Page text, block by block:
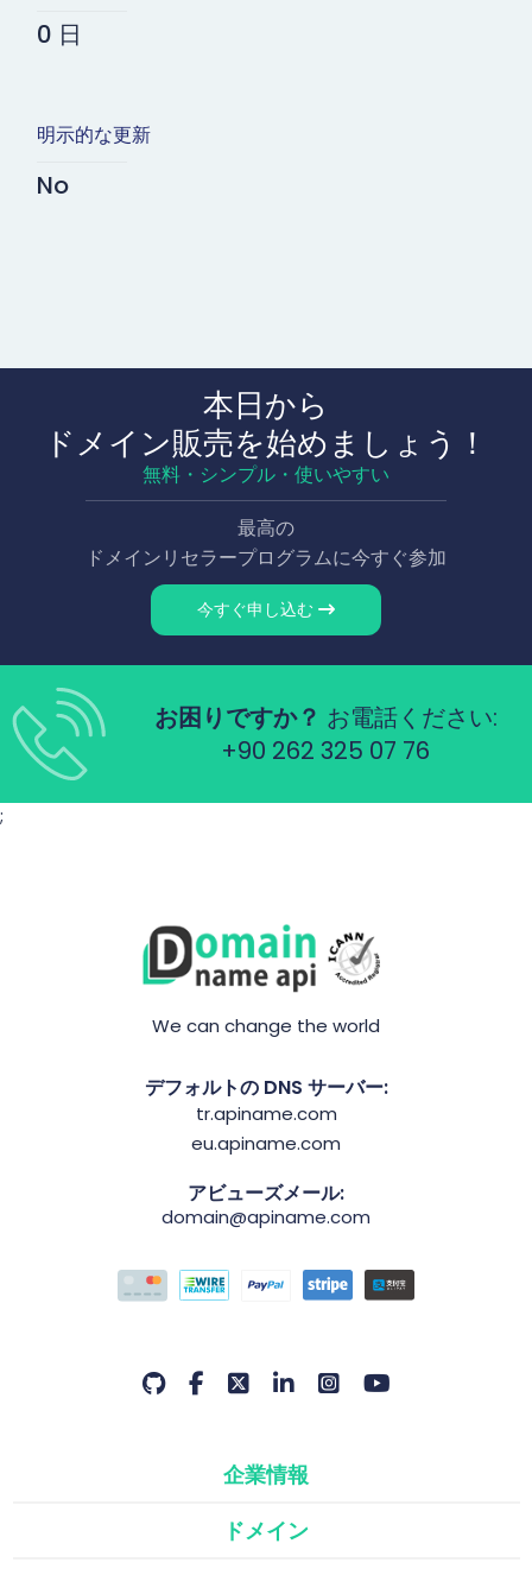
0 日
明示的な更新
No
本日から
ドメイン販売を始めましょう！
無料・シンプル・使いやすい
最高の
ドメインリセラープログラムに今すぐ参加
今すぐ申し込む
お困りですか？ お電話ください:
+90 262 325 07 76
;
We can change the world
デフォルトの DNS サーバー:
tr.apiname.com
eu.apiname.com
アビューズメール:
domain@apiname.com
企業情報
ドメイン